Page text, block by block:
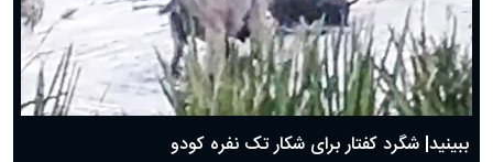
ببینید| شگرد کفتار برای شکار تک نفره کودو